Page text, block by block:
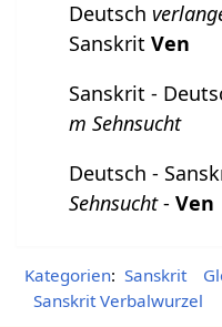
Deutsch
SanskritVen
Sanskrit -
m Sehnsucht
Deutsch -
Sehnsucht-Ven
Kategorien: Sanskrit
Sanskrit Verbalwurzel